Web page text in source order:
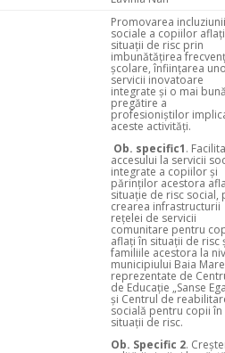
Promovarea incluziunii
sociale a copiilor
situații de risc prin
imbunătățirea
școlare, înființarea
servicii inovatoare
integrate și o mai
pregătire a
profesioniștilor
aceste activități.
Ob. specific1.
accesului la servicii
integrate a copiilor și
părinților acestora
situație de risc social,
crearea infrastructurii
rețelei de servicii
comunitare pentru
aflați în situații de risc
familiile acestora la
municipiului Baia
reprezentate de
de Educație „Sanse
și Centrul de
socială pentru copii în
situații de risc.
Ob. Specific 2.